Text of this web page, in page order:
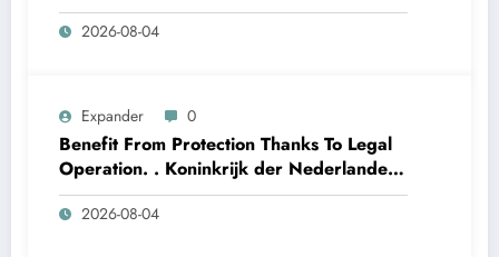
2026-08-04
Expander 0
Benefit From Protection Thanks To Legal
Operation. . Koninkrijk der Nederlanden
Win Big Today
https://www.luckymaxdutch.com/
2026-08-04